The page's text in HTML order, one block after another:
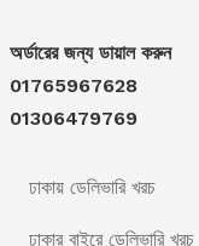
অর্ডারের জন্য ডায়াল করুন
01765967628
01306479769
ঢাকায় ডেলিভারি খরচ
ঢাকার বাইরে ডেলিভারি খরচ